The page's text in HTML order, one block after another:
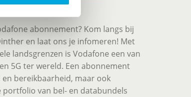
abonnement? Kom langs bij
en laat ons je infomeren! Met
landsgrenzen is Vodafone een van
5G ter wereld. Een abonnement
bereikbaarheid, maar ook
van bel- en databundels